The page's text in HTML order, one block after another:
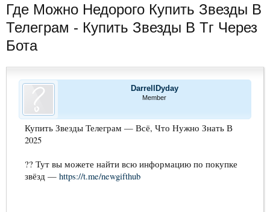
Где Можно Недорого Купить Звезды В
Телеграм - Купить Звезды В Тг Через
Бота
DarrellDyday
Member
Купить Звезды Телеграм — Всё, Что Нужно Знать В
2025
?? Тут вы можете найти всю информацию по покупке
звёзд — https://t.me/newgifthub